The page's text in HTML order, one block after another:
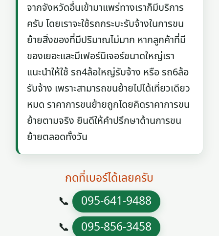
จากจังหวัดอื่นเข้ามาแพร่ทางเราก็มีบริการ
ครับ โดยเราจะใช้รถกระบะรับจ้างในการขน
ย้ายสิ่งของที่มีปริมาณไม่มาก หากลูกค้าที่มี
ของเยอะและมีเฟอร์นิเจอร์ขนาดใหญ่เรา
แนะนำให้ใช้ รถ4ล้อใหญ่รับจ้าง หรือ รถ6ล้อ
รับจ้าง เพราะสามารถขนย้ายไปได้เที่ยวเดียว
หมด ราคาการขนย้ายถูกโดยคิดราคาการขน
ย้ายตามจริง ยินดีให้คำปรึกษาด้านการขน
ย้ายตลอดทั้งวัน
กดที่เบอร์ได้เลยครับ
📞 095-641-9488
📞 095-856-3458